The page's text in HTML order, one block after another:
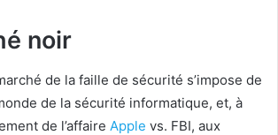
noir
de la faille de sécurité s’impose de
de la sécurité informatique, et, à
de l’affaire Apple vs. FBI, aux